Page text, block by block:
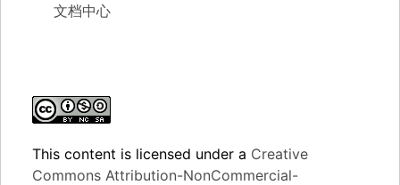
文档中心
This content is licensed under a Creative
Commons Attribution-NonCommercial-